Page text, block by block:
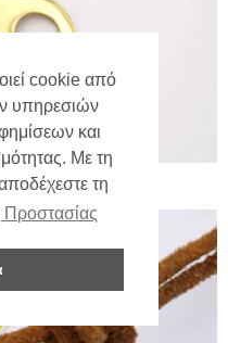
cookie από
υπηρεσιών
και
Με τη
τη
Προστασίας